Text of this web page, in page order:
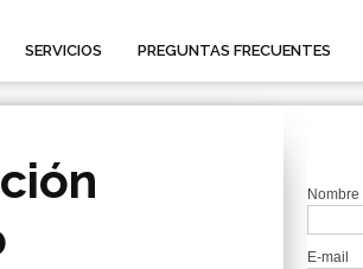
SERVICIOS PREGUNTAS FRECUENTES
Nombre
E-mail